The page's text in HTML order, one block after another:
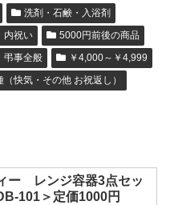
洗剤・石鹸・入浴剤
内祝い
5000円前後の商品
弔事全般
￥4,000～￥4,999
（快気・その他 お祝返し）
ー レンジ容器3点セッ
101＞定価1000円